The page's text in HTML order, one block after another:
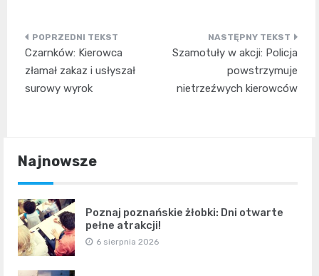
Nawigacja
wpisu
Czarnków: Kierowca
złamał zakaz i usłyszał
surowy wyrok
Szamotuły w akcji: Policja
powstrzymuje
nietrzeźwych kierowców
Najnowsze
Poznaj poznańskie żłobki: Dni otwarte
pełne atrakcji!
6 sierpnia 2026